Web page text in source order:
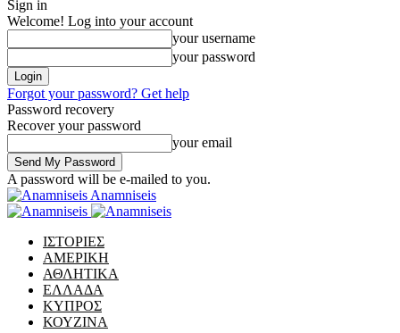
Sign in
Welcome! Log into your account
your username
your password
Forgot your password? Get help
Password recovery
Recover your password
your email
A password will be e-mailed to you.
Anamniseis
ΙΣΤΟΡΙΕΣ
ΑΜΕΡΙΚΗ
ΑΘΛΗΤΙΚΑ
ΕΛΛΑΔΑ
ΚΥΠΡΟΣ
ΚΟΥΖΙΝΑ